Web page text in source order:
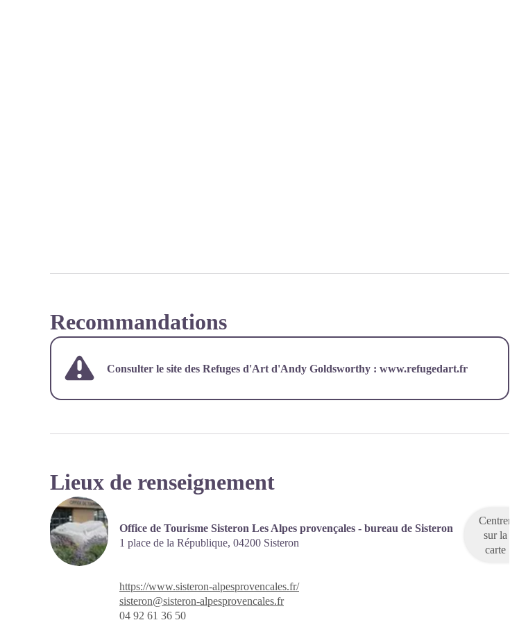
Recommandations
Consulter le site des Refuges d'Art d'Andy Goldsworthy : www.refugedart.fr
Lieux de renseignement
Office de Tourisme Sisteron Les Alpes provençales - bureau de Sisteron
1 place de la République, 04200 Sisteron
Centrer
sur la
carte
https://www.sisteron-alpesprovencales.fr/
sisteron@sisteron-alpesprovencales.fr
04 92 61 36 50